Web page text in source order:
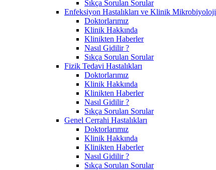
Sıkça Sorulan Sorular
Enfeksiyon Hastalıkları ve Klinik Mikrobiyoloji
Doktorlarımız
Klinik Hakkında
Klinikten Haberler
Nasıl Gidilir ?
Sıkça Sorulan Sorular
Fizik Tedavi Hastalıkları
Doktorlarımız
Klinik Hakkında
Klinikten Haberler
Nasıl Gidilir ?
Sıkça Sorulan Sorular
Genel Cerrahi Hastalıkları
Doktorlarımız
Klinik Hakkında
Klinikten Haberler
Nasıl Gidilir ?
Sıkça Sorulan Sorular